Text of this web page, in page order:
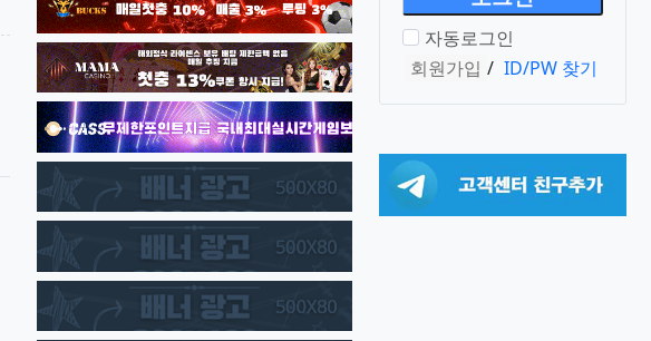
자동로그인
회원가입 / ID/PW 찾기